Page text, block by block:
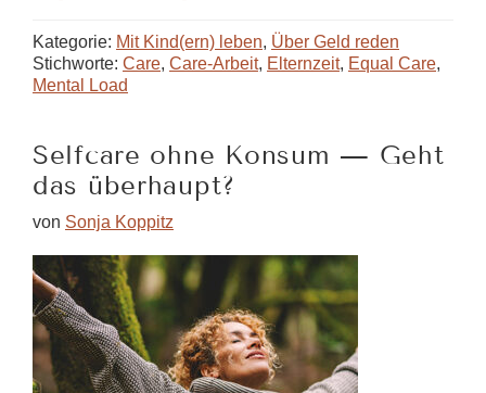
Day
–
zum
Tag
Arbeit
Kategorie: Mit Kind(ern) leben, Über Geld reden
Stichworte: Care, Care-Arbeit, Elternzeit, Equal Care,
Mental Load
Selfcare ohne Konsum — Geht
das überhaupt?
von Sonja Koppitz